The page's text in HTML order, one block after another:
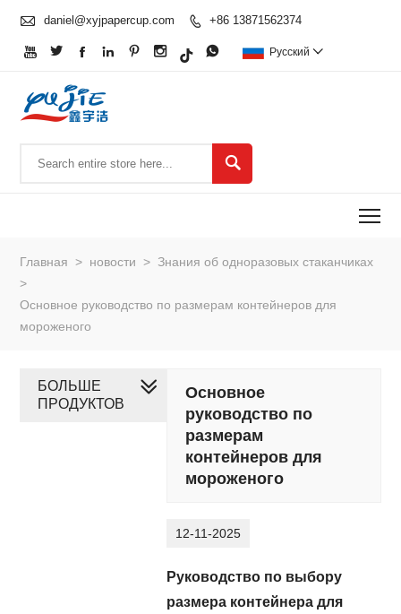
 daniel@xyjpapercup.com  +86 13871562374
       Pусский 

Главная > новости > Знания об одноразовых стаканчиках
>
Основное руководство по размерам контейнеров для
мороженого
Основное
руководство по
размерам
контейнеров для
мороженого
12-11-2025
Руководство по выбору
размера контейнера для
БОЛЬШЕ
ПРОДУКТОВ